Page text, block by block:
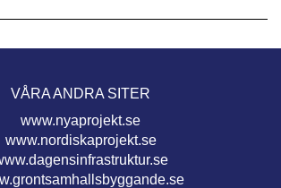
VÅRA ANDRA SITER
www.nyaprojekt.se
www.nordiskaprojekt.se